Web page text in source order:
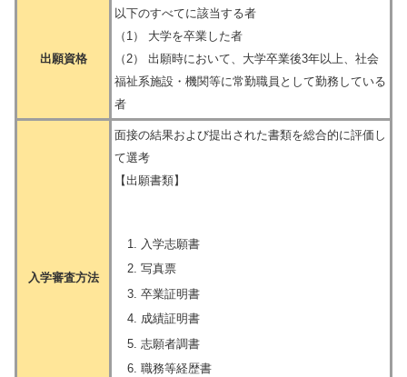
出願資格
以下のすべてに該当する者
（1） 大学を卒業した者
（2） 出願時において、大学卒業後3年以上、社会
福祉系施設・機関等に常勤職員として勤務している
者
入学審査方法
面接の結果および提出された書類を総合的に評価し
て選考
【出願書類】
入学志願書
写真票
卒業証明書
成績証明書
志願者調書
職務等経歴書